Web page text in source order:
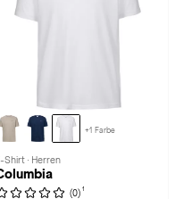
+1 Farbe
Shirt · Herren
(0) 1